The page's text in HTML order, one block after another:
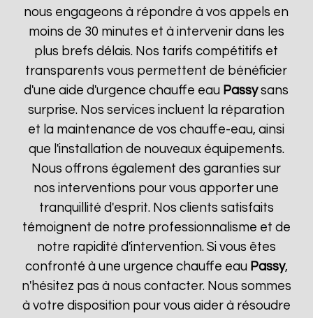
nous engageons à répondre à vos appels en
moins de 30 minutes et à intervenir dans les
plus brefs délais. Nos tarifs compétitifs et
transparents vous permettent de bénéficier
d'une aide d'urgence chauffe eau Passysans
surprise. Nos services incluent la réparation
et la maintenance de vos chauffe-eau, ainsi
que l'installation de nouveaux équipements.
Nous offrons également des garanties sur
nos interventions pour vous apporter une
tranquillité d'esprit. Nos clients satisfaits
témoignent de notre professionnalisme et de
notre rapidité d'intervention. Si vous êtes
confronté à une urgence chauffe eau Passy,
n'hésitez pas à nous contacter. Nous sommes
à votre disposition pour vous aider à résoudre